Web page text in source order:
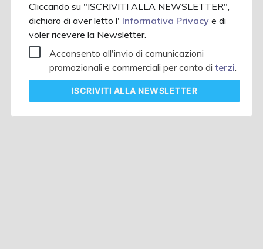
Cliccando su "ISCRIVITI ALLA NEWSLETTER",
dichiaro di aver letto l' Informativa Privacye di
voler ricevere la Newsletter.
Acconsento all'invio di comunicazioni
promozionali e commerciali per conto diterzi.
ISCRIVITI ALLA NEWSLETTER